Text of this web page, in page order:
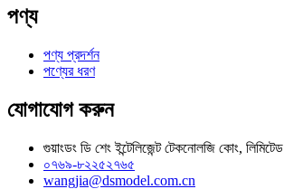
পণ্য
পণ্য প্রদর্শন
পণ্যের ধরণ
যোগাযোগ করুন
গুয়াংডং ডি শেং ইন্টেলিজেন্ট টেকনোলজি কোং, লিমিটেড
০৭৬৯-৮২২৫২৭৬৫
wangjia@dsmodel.com.cn